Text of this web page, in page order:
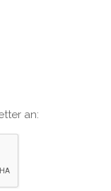
an: